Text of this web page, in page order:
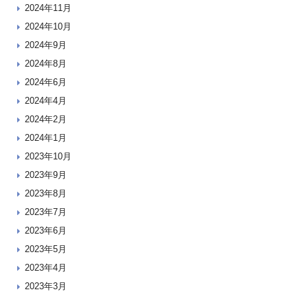
2024年11月
2024年10月
2024年9月
2024年8月
2024年6月
2024年4月
2024年2月
2024年1月
2023年10月
2023年9月
2023年8月
2023年7月
2023年6月
2023年5月
2023年4月
2023年3月